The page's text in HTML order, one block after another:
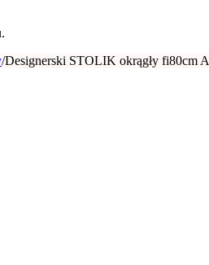
/Designerski STOLIK okrągły fi80cm